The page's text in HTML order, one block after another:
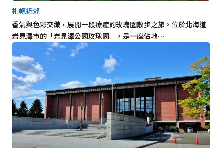
香氣與色彩交織，展開一段療癒的玫瑰園散步之旅。位於北海道
岩見澤市的「岩見澤公園玫瑰園」，是一座佔地…
札幌近郊